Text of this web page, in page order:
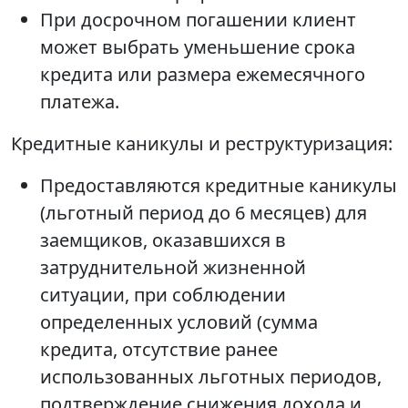
При досрочном погашении клиент
может выбрать уменьшение срока
кредита или размера ежемесячного
платежа.
Кредитные каникулы и реструктуризация:
Предоставляются кредитные каникулы
(льготный период до 6 месяцев) для
заемщиков, оказавшихся в
затруднительной жизненной
ситуации, при соблюдении
определенных условий (сумма
кредита, отсутствие ранее
использованных льготных периодов,